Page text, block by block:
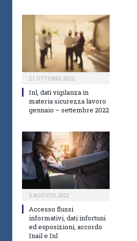
27 OTTOBRE 2022
Inl, dati vigilanza in
materia sicurezza lavoro
gennaio – settembre 2022
3 AGOSTO 2022
Accesso flussi
informativi, dati infortuni
ed esposizioni, accordo
Inail e Inl